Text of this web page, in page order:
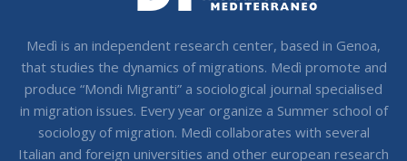
Medì is an independent research center, based in Genoa,
that studies the dynamics of migrations. Medì promote and
produce “Mondi Migranti” a sociological journal specialised
in migration issues. Every year organize a Summer school of
sociology of migration. Medì collaborates with several
Italian and foreign universities and other european research